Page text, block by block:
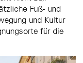
Fuß- und
und Kultur
für die